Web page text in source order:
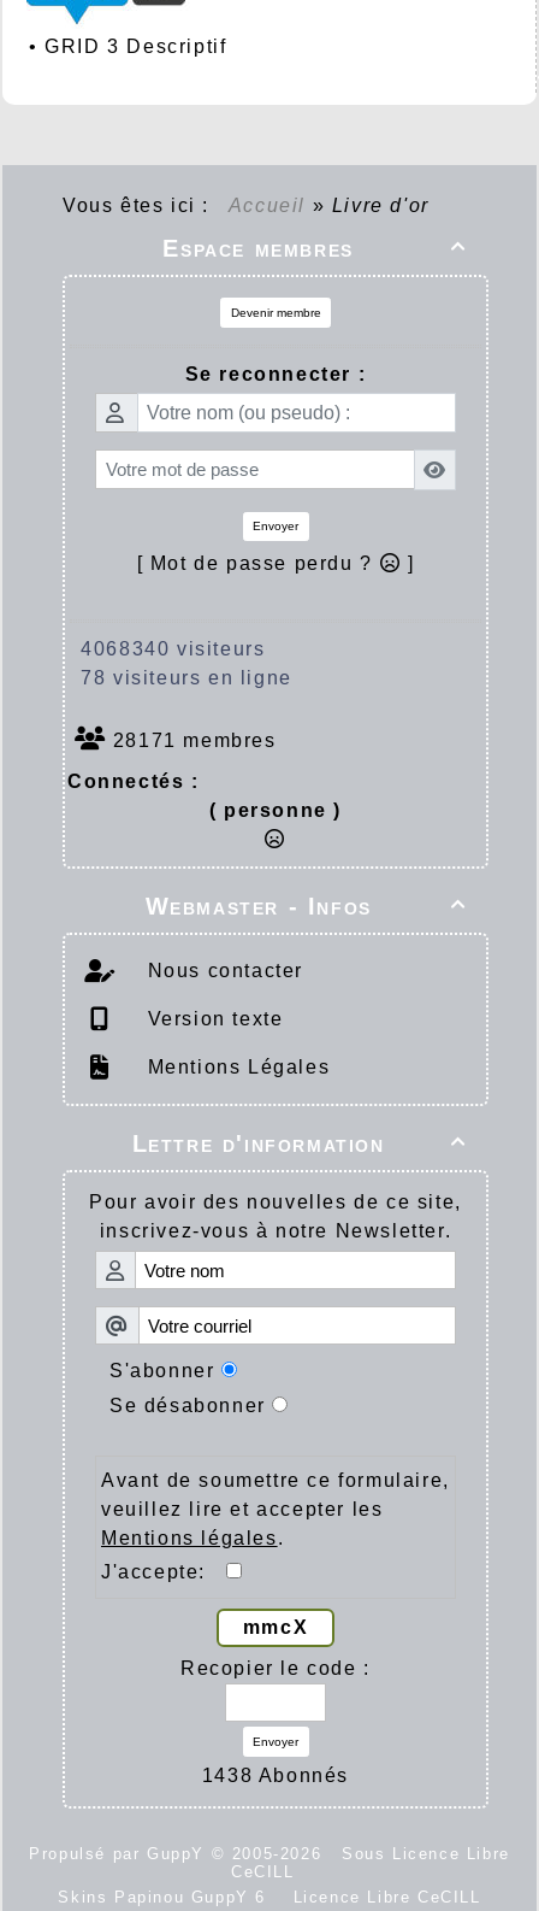
•GRID 3 Descriptif
Vous êtes ici : Accueil » Livre d'or

Espace membres
Devenir membre
Se reconnecter :
Envoyer
[ Mot de passe perdu ? ]
4068340 visiteurs
78 visiteurs en ligne
28171 membres
Connectés :
( personne )

Webmaster - Infos
Nous contacter
Version texte
Mentions Légales

Lettre d'information
Pour avoir des nouvelles de ce site,
inscrivez-vous à notre Newsletter.
S'abonner
Se désabonner
Avant de soumettre ce formulaire,
veuillez lire et accepter les
Mentions légales.
J'accepte:
mmcX
Recopier le code :
Envoyer
1438 Abonnés
Propulsé par GuppY © 2005-2026
Sous Licence Libre
CeCILL
Skins Papinou GuppY 6
Licence Libre CeCILL